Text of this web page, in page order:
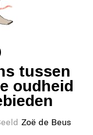
tussen
oudheid
Zoë de Beus